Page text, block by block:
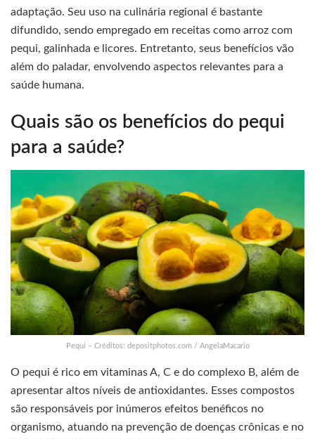
adaptação. Seu uso na culinária regional é bastante
difundido, sendo empregado em receitas como arroz com
pequi, galinhada e licores. Entretanto, seus benefícios vão
além do paladar, envolvendo aspectos relevantes para a
saúde humana.
Quais são os benefícios do pequi
para a saúde?
Pequi – Créditos: depositphotos.com / AngelaMacario
O pequi é rico em vitaminas A, C e do complexo B, além de
apresentar altos níveis de antioxidantes. Esses compostos
são responsáveis por inúmeros efeitos benéficos no
organismo, atuando na prevenção de doenças crônicas e no